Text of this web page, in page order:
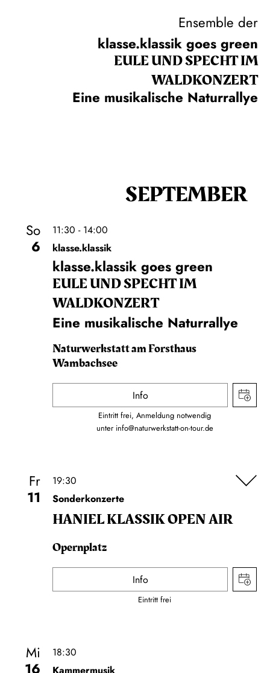
Ensemble der
klasse.klassik goes green
EULE UND SPECHT IM
WALDKONZERT
Eine musikalische Naturrallye
SEPTEMBER
So
6
11:30 - 14:00
klasse.klassik
klasse.klassik goes green
EULE UND SPECHT IM
WALDKONZERT
Eine musikalische Naturrallye
Naturwerkstatt am Forsthaus
Wambachsee
Info
Eintritt frei, Anmeldung notwendig
unter info@naturwerkstatt-on-tour.de
Fr
11
19:30
Sonderkonzerte
HANIEL KLASSIK OPEN AIR
Opernplatz
Info
Eintritt frei
Mi
16
18:30
Kammermusik